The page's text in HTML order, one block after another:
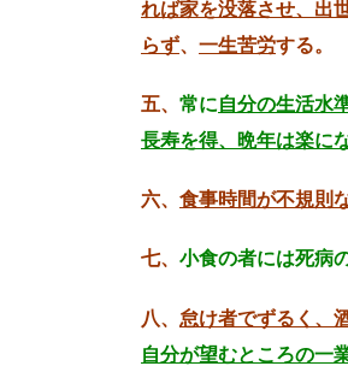
れば家を没落させ、出
らず、 一生苦労する。
五、 常に自分の生活水
長寿を得、晩年は楽に
六、 食事時間が不規則
七、 小食の者には死病
八、 怠け者でずるく、
自分が望むところの一